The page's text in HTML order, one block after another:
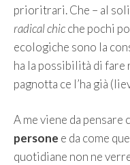
prioritrari. Che – al
radical chicche pochi
ecologiche sono la
ha la possibilità di
pagnotta ce l’ha già
A me viene da pensare
persone e da come
quotidiane non ne